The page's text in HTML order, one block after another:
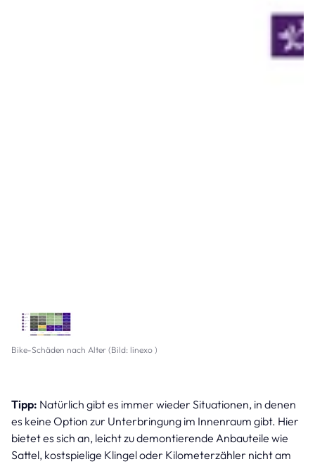
Bike-Schäden nach Alter (Bild: linexo )
Tipp: Natürlich gibt es immer wieder Situationen, in denen
es keine Option zur Unterbringung im Innenraum gibt. Hier
bietet es sich an, leicht zu demontierende Anbauteile wie
Sattel, kostspielige Klingel oder Kilometerzähler nicht am